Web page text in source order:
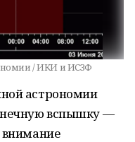
/ ИКИ и ИСЗФ
астрономии
вспышку —
внимание